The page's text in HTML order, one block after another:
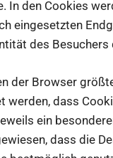
In den Cookies
eingesetzten
des Besuchers
der Browser
dass
ein
dass die